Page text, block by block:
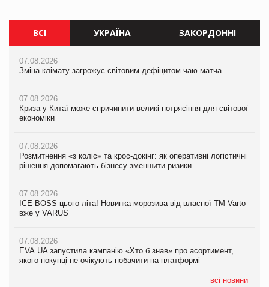
ВСІ УКРАЇНА ЗАКОРДОННІ
07.08.2026
Зміна клімату загрожує світовим дефіцитом чаю матча
07.08.2026
Криза у Китаї може спричинити великі потрясіння для світової
економіки
07.08.2026
Розмитнення «з коліс» та крос-докінг: як оперативні логістичні
рішення допомагають бізнесу зменшити ризики
07.08.2026
ICE BOSS цього літа! Новинка морозива від власної ТМ Varto
вже у VARUS
07.08.2026
EVA.UA запустила кампанію «Хто б знав» про асортимент,
якого покупці не очікують побачити на платформі
всі новини
07.08.2026
Зміна клімату загрожує світовим дефіцитом чаю матча
07.08.2026
Криза у Китаї може спричинити великі потрясіння для світової
економіки
07.08.2026
Розмитнення «з коліс» та крос-докінг: як оперативні логістичні
рішення допомагають бізнесу зменшити ризики
07.08.2026
ICE BOSS цього літа! Новинка морозива від власної ТМ Varto
вже у VARUS
07.08.2026
EVA.UA запустила кампанію «Хто б знав» про асортимент,
якого покупці не очікують побачити на платформі
07.08.2026
Зміна клімату загрожує світовим дефіцитом чаю матча
07.08.2026
Криза у Китаї може спричинити великі потрясіння для світової
економіки
07.08.2026
Kraft Heinz скоротила збиток у першому півріччі
Продажі Hugo Boss впали на 9%